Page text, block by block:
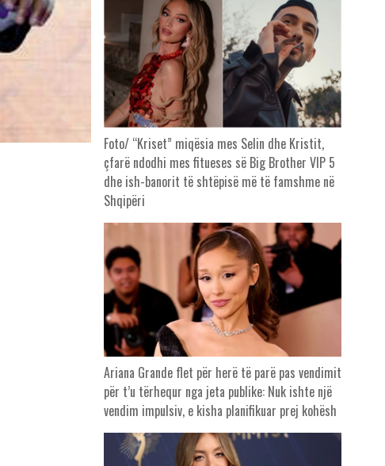
Foto/ “Kriset” miqësia mes Selin dhe Kristit,
çfarë ndodhi mes fitueses së Big Brother VIP 5
dhe ish-banorit të shtëpisë më të famshme në
Shqipëri
Ariana Grande flet për herë të parë pas vendimit
për t’u tërhequr nga jeta publike: Nuk ishte një
vendim impulsiv, e kisha planifikuar prej kohësh